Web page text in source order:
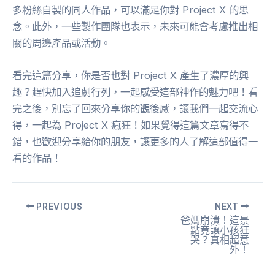
多粉絲自製的同人作品，可以滿足你對 Project X 的思
念。此外，一些製作團隊也表示，未來可能會考慮推出相
關的周邊產品或活動。
看完這篇分享，你是否也對 Project X 產生了濃厚的興
趣？趕快加入追劇行列，一起感受這部神作的魅力吧！看
完之後，別忘了回來分享你的觀後感，讓我們一起交流心
得，一起為 Project X 瘋狂！如果覺得這篇文章寫得不
錯，也歡迎分享給你的朋友，讓更多的人了解這部值得一
看的作品！
PREVIOUS NEXT
爸媽崩潰！這景
點竟讓小孩狂
哭？真相超意
外！